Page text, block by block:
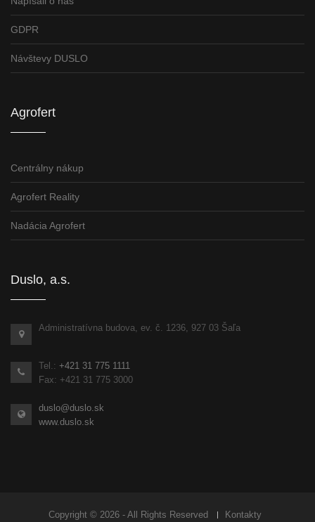
GDPR
Návštevy DUSLO
Agrofert
Centrálny nákup
Agrofert Reality
Nadácia Agrofert
Duslo, a.s.
Administratívna budova, ev. č. 1236, 927 03 Šaľa
Tel.: +421 31 775 1111
Fax: +421 31 775 3000
duslo@duslo.sk
www.duslo.sk
Copyright © 2026 - All Rights Reserved Kontakty